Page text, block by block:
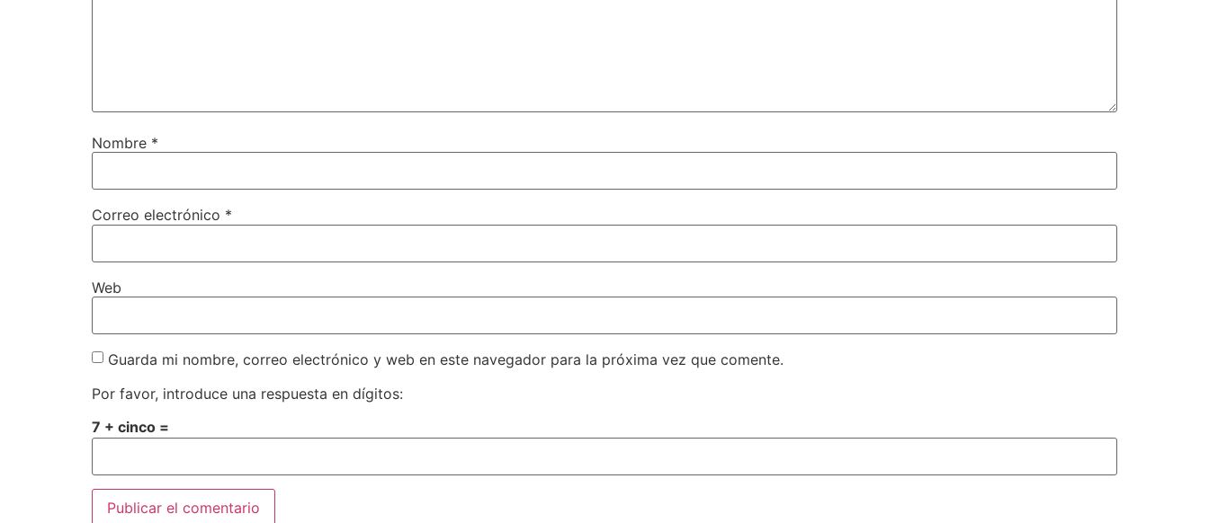
Nombre *
Correo electrónico *
Web
Guarda mi nombre, correo electrónico y web en este navegador para la próxima vez que comente.
Por favor, introduce una respuesta en dígitos:
7 + cinco =